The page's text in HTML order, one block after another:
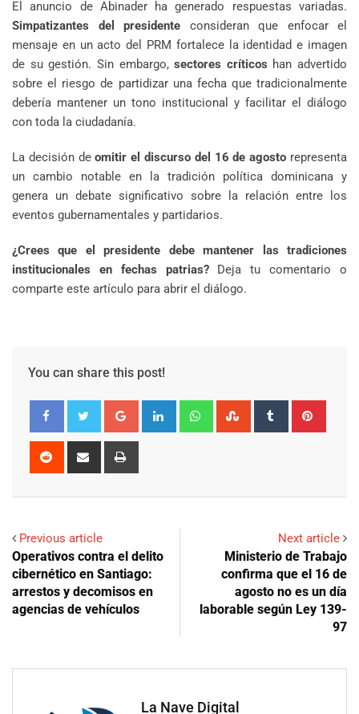
El anuncio de Abinader ha generado respuestas variadas.
Simpatizantes del presidente consideran que enfocar el
mensaje en un acto del PRM fortalece la identidad e imagen
de su gestión. Sin embargo,sectores críticos han advertido
sobre el riesgo de partidizar una fecha que tradicionalmente
debería mantener un tono institucional y facilitar el diálogo
con toda la ciudadanía.
La decisión deomitir el discurso del 16 de agosto representa
un cambio notable en la tradición política dominicana y
genera un debate significativo sobre la relación entre los
eventos gubernamentales y partidarios.
¿Crees que el presidente debe mantener las tradiciones
institucionales en fechas patrias?Deja tu comentario o
comparte este artículo para abrir el diálogo.
You can share this post!
Google+ LinkedIn WhatsappStumbleUpon
Tumblr
Reddit
Share
Previous article
Operativos contra el delito
cibernético en Santiago:
arrestos y decomisos en
agencias de vehículos
Next article
Ministerio de Trabajo
confirma que el 16 de
agosto no es un día
laborable según Ley 139-
97
La Nave Digital